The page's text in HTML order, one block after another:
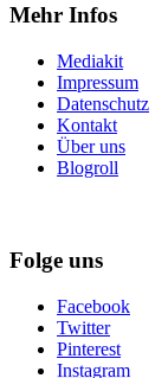
Mehr Infos
Mediakit
Impressum
Datenschutz
Kontakt
Über uns
Blogroll
Folge uns
Facebook
Twitter
Pinterest
Instagram